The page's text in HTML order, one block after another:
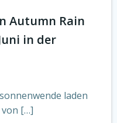
Autumn Rain
in der
laden
von […]